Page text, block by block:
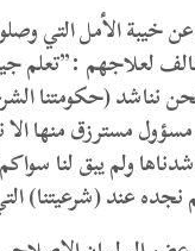
الأمل التي
لعلاجهم :”تعلم
نناشد (حكومتنا
مسترزق منها الا
ولم يبق لنا
عند (شرعيتنا)